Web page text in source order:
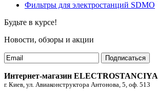
Фильтры для электростанций SDMO
Будьте в курсе!
Новости, обзоры и акции
Подписаться
Интернет-магазин ELECTROSTANCIYA
г. Киев, ул. Авиаконструктора Антонова, 5, оф. 513